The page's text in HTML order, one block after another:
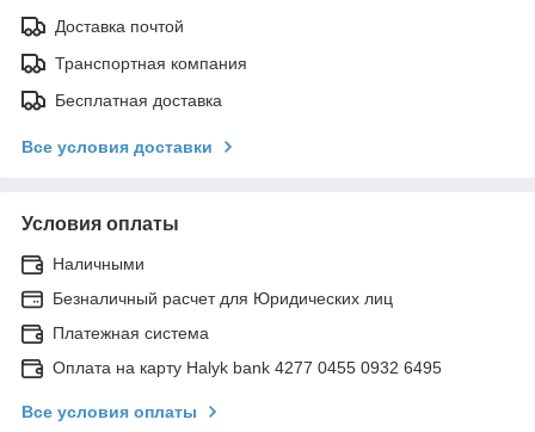
Доставка почтой
Транспортная компания
Бесплатная доставка
Все условия доставки
Условия оплаты
Наличными
Безналичный расчет для Юридических лиц
Платежная система
Оплата на карту Halyk bank 4277 0455 0932 6495
Все условия оплаты